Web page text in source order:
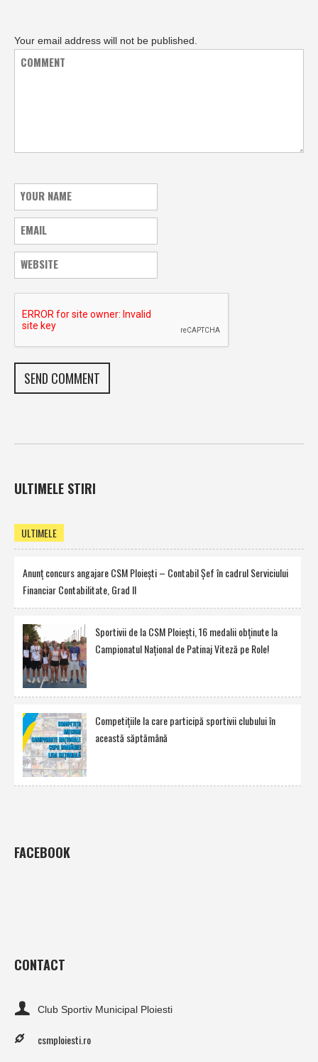
Your email address will not be published.
ULTIMELE STIRI
ULTIMELE
Anunţ concurs angajare CSM Ploieşti – Contabil Şef în cadrul Serviciului
Financiar Contabilitate, Grad II
Sportivii de la CSM Ploieşti, 16 medalii obţinute la
Campionatul Naţional de Patinaj Viteză pe Role!
Competiţiile la care participă sportivii clubului în
această săptămână
FACEBOOK
CONTACT
Club Sportiv Municipal Ploiesti
csmploiesti.ro